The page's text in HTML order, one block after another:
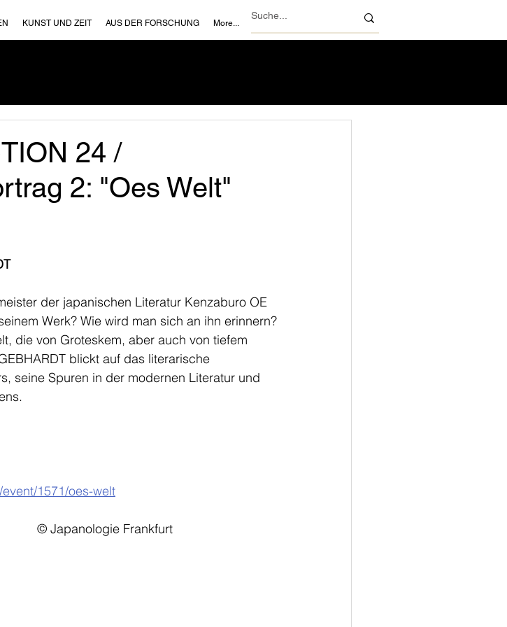
KUNST UND ZEIT AUS DER FORSCHUNG More...
24 /
2: "Oes Welt"
der japanischen Literatur Kenzaburo OE
Werk? Wie wird man sich an ihn erinnern?
die von Groteskem, aber auch von tiefem
blickt auf das literarische
seine Spuren in der modernen Literatur und
1571/oes-welt
© Japanologie Frankfurt